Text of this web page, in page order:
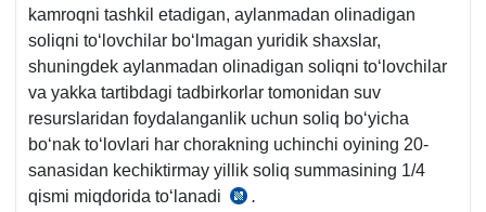
kamroqni tashkil etadigan, aylanmadan olinadigan
soliqni toʻlovchilar boʻlmagan yuridik shaхslar,
shuningdek aylanmadan olinadigan soliqni toʻlovchilar
va yakka tartibdagi tadbirkorlar tomonidan suv
resurslaridan foydalanganlik uchun soliq boʻyicha
boʻnak toʻlovlari har chorakning uchinchi oyining 20-
sanasidan kechiktirmay yillik soliq summasining 1/4
qismi miqdorida toʻlanadi
SK
.